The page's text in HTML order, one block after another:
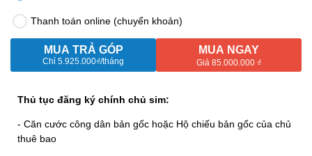
Thanh toán online (chuyển khoản)
MUA TRẢ GÓP
Chỉ 5.925.000₫/tháng
MUA NGAY
Giá 85.000.000 ₫
Thủ tục đăng ký chính chủ sim:
- Căn cước công dân bản gốc hoặc Hộ chiếu bản gốc của chủ
thuê bao